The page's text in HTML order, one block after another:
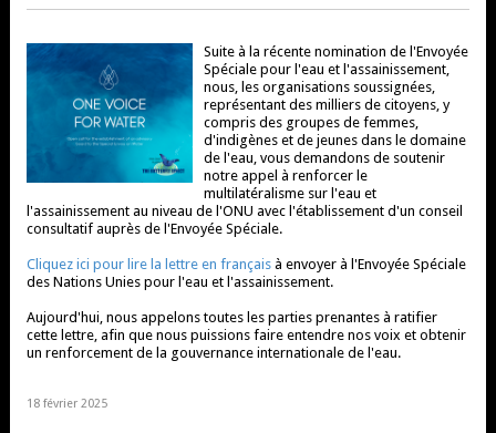
Suite à la récente nomination de l'Envoyée
Spéciale pour l'eau et l'assainissement,
nous, les organisations soussignées,
représentant des milliers de citoyens, y
compris des groupes de femmes,
d'indigènes et de jeunes dans le domaine
de l'eau, vous demandons de soutenir
notre appel à renforcer le
multilatéralisme sur l'eau et
l'assainissement au niveau de l'ONU avec l'établissement d'un conseil
consultatif auprès de l'Envoyée Spéciale.
Cliquez ici pour lire la lettre en françaisà envoyer à l'Envoyée Spéciale
des Nations Unies pour l'eau et l'assainissement.
Aujourd'hui, nous appelons toutes les parties prenantes à ratifier
cette lettre, afin que nous puissions faire entendre nos voix et obtenir
un renforcement de la gouvernance internationale de l'eau.
18 février 2025